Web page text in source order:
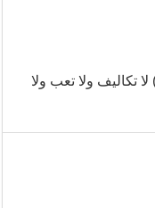
تكاليف ولا تعب ولا